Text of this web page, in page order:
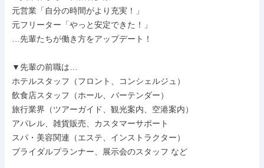
元営業「自分の時間がより充実！」
元フリーター「やっと安定できた！」
…先輩たちが働き方をアップデート！
▼先輩の前職は…
ホテルスタッフ（フロント、コンシェルジュ）
飲食店スタッフ（ホール、バーテンダー）
旅行業界（ツアーガイド、観光案内、空港案内）
アパレル、雑貨販売、カスタマーサポート
スパ・美容関連（エステ、インストラクター）
ブライダルプランナー、展示会のスタッフ など